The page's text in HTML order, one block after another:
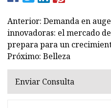
Anterior: Demanda en
innovadoras: el mercado
prepara para un
Próximo: Belleza
Enviar Consulta